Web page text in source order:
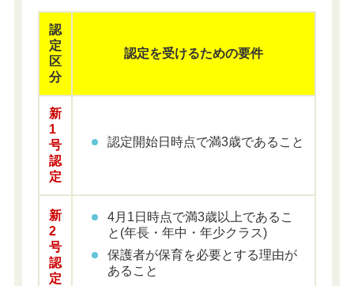
認
定
区
分
認定を受けるための要件
新
1
号
認
定
認定開始日時点で満3歳であること
新
2
号
認
定
4月1日時点で満3歳以上であるこ
と(年長・年中・年少クラス)
保護者が保育を必要とする理由が
あること